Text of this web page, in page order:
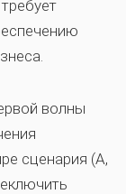
волны
сценария (A,